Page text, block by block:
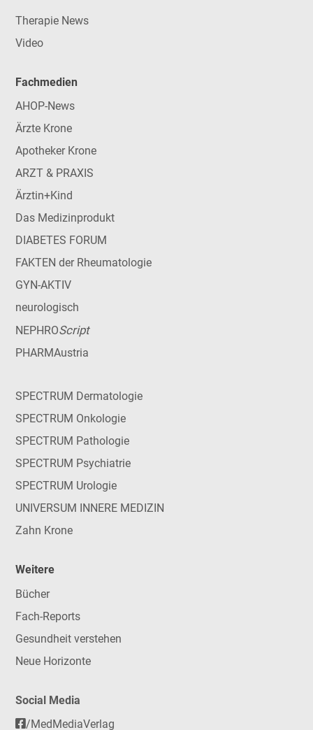
Therapie News
Video
Fachmedien
AHOP-News
Ärzte Krone
Apotheker Krone
ARZT & PRAXIS
Ärztin+Kind
Das Medizinprodukt
DIABETES FORUM
FAKTEN der Rheumatologie
GYN-AKTIV
neurologisch
NEPHROScript
PHARMAustria
SPECTRUM Dermatologie
SPECTRUM Onkologie
SPECTRUM Pathologie
SPECTRUM Psychiatrie
SPECTRUM Urologie
UNIVERSUM INNERE MEDIZIN
Zahn Krone
Weitere
Bücher
Fach-Reports
Gesundheit verstehen
Neue Horizonte
Social Media
/MedMediaVerlag